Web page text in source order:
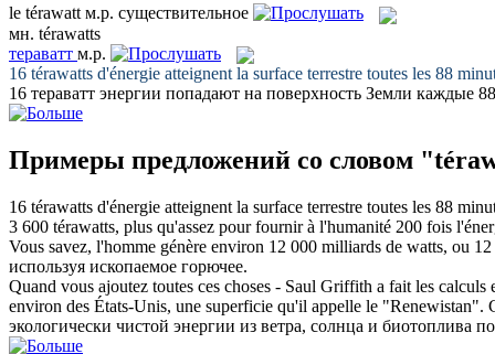
le térawatt м.р. существительное
мн. térawatts
тераватт м.р.
16 térawatts d'énergie atteignent la surface terrestre toutes les 88
16 тераватт энергии попадают на поверхность Земли каждые
Примеры предложений со словом
16 térawatts d'énergie atteignent la surface terrestre toutes les 88
3 600 térawatts, plus qu'assez pour fournir à l'humanité 200 fois
Vous savez, l'homme génère environ 12 000 milliards de watts, ou 12
используя ископаемое горючее.
Quand vous ajoutez toutes ces choses - Saul Griffith a fait les
environ des États-Unis, une superficie qu'il appelle le "Renewistan".
экологически чистой энергии из ветра, солнца и